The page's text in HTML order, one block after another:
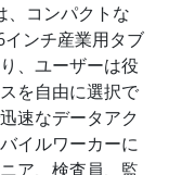
コンパクトな
ンチ産業用タブ
、ユーザーは役
を自由に選択で
速なデータアク
イルワーカーに
ア、検査員、監